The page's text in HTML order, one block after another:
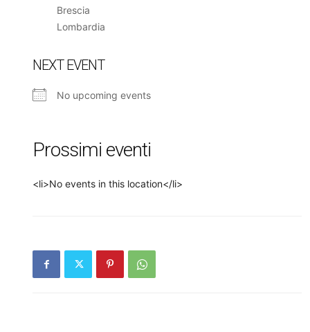
Brescia
Lombardia
NEXT EVENT
No upcoming events
Prossimi eventi
<li>No events in this location</li>